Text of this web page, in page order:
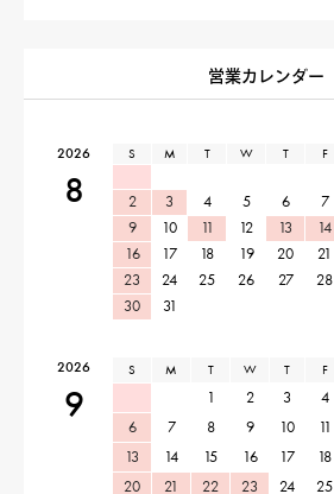
営業カレンダー
2026
8
S M T W T F
2
3 4 5 6 7
9
10 11 12 13 14
16
17 18 19 20 21
23
24 25 26 27 28
30
31
2026
9
S M T W T F
1 2 3 4
6
7 8 9 10 11
13
14 15 16 17 18
20
21 22 23 24 25